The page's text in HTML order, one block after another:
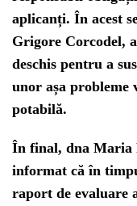
aplicanți. În acest
Grigore Corcodel,
deschis pentru a
unor așa probleme
potabilă.
În final, dna Maria
informat că în
raport de evaluare